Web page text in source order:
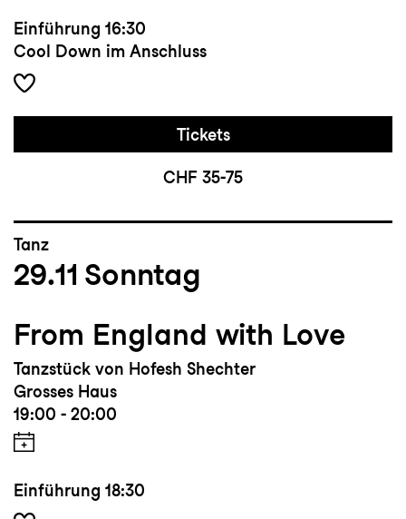
Einführung 16:30
Cool Down im Anschluss
Tickets
CHF 35-75
Tanz
29.11 Sonntag
From England with Love
Tanzstück von Hofesh Shechter
Grosses Haus
19:00 - 20:00
Einführung 18:30